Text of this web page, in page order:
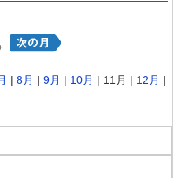
| 8月 | 9月 | 10月 | 11月 | 12月 |